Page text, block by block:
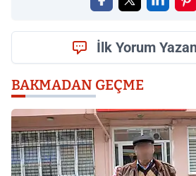
İlk Yorum
BAKMADAN GEÇME